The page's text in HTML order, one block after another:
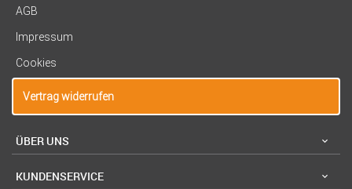
AGB
Impressum
Cookies
Vertrag widerrufen
ÜBER UNS
KUNDENSERVICE